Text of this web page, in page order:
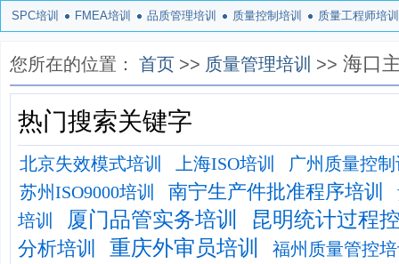
SPC培训 FMEA培训 品质管理培训 质量控制培训 质量工程师培训
您所在的位置： 首页 >> 质量管理培训 >> 海口
热门搜索关键字
北京失效模式培训 上海ISO培训
广州质量控
苏州ISO9000培训
南宁生产件批准程序培训
培训
厦门品管实务培训 昆明统计过程
分析培训 重庆外审员培训 福州质量管控